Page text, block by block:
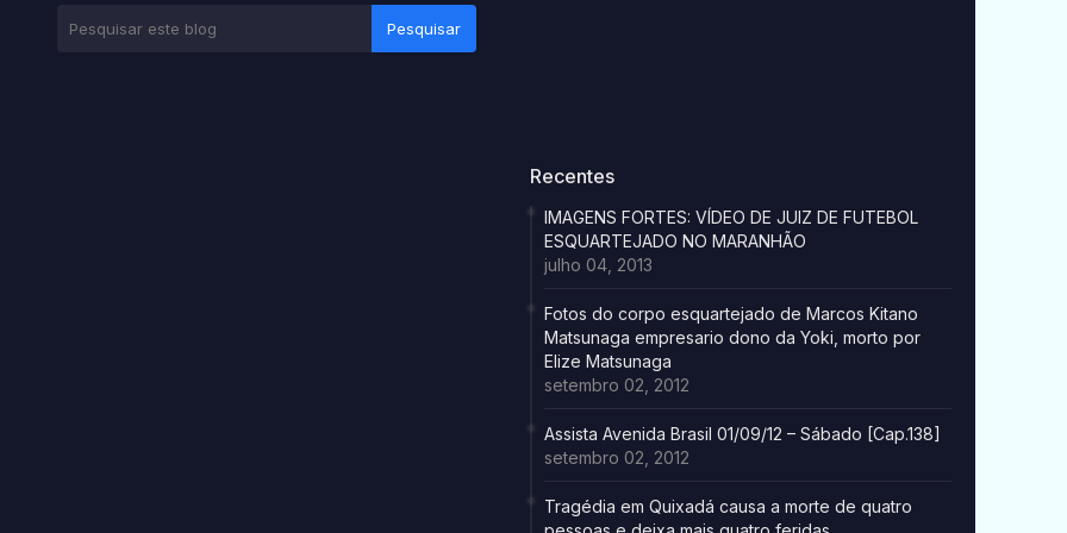
Recentes
IMAGENS FORTES: VÍDEO DE JUIZ DE FUTEBOL
ESQUARTEJADO NO MARANHÃO
julho 04, 2013
Fotos do corpo esquartejado de Marcos Kitano
Matsunaga empresario dono da Yoki, morto por
Elize Matsunaga
setembro 02, 2012
Assista Avenida Brasil 01/09/12 – Sábado [Cap.138]
setembro 02, 2012
Tragédia em Quixadá causa a morte de quatro